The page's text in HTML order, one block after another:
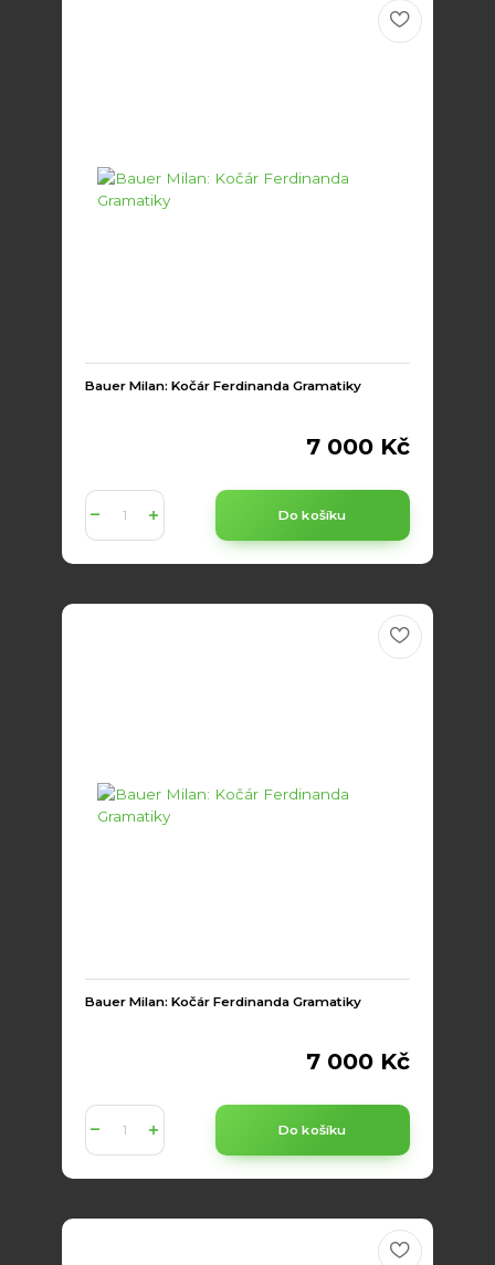
Bauer Milan: Kočár Ferdinanda Gramatiky
7 000 Kč
Do košíku
Bauer Milan: Kočár Ferdinanda Gramatiky
7 000 Kč
Do košíku